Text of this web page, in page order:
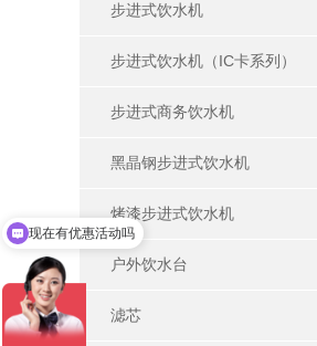
步进式饮水机
步进式饮水机（IC卡系列）
步进式商务饮水机
黑晶钢步进式饮水机
烤漆步进式饮水机
户外饮水台
滤芯
可以介绍下你们的产品么